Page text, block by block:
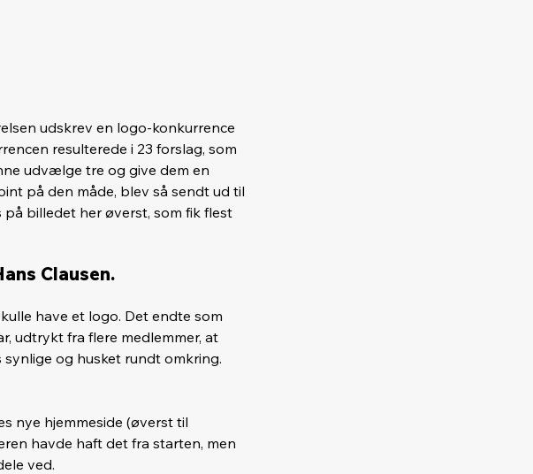
udskrev en logo-konkurrence
resulterede i 23 forslag, som
udvælge tre og give dem en
på den måde, blev så sendt ud til
billedet her øverst, som fik flest
Clausen.
have et logo. Det endte som
udtrykt fra flere medlemmer, at
og husket rundt omkring.
nye hjemmeside (øverst til
havde haft det fra starten, men
ved.